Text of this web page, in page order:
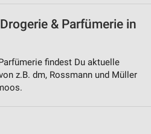
& Parfümerie in
findest Du aktuelle
z.B. dm, Rossmann und Müller